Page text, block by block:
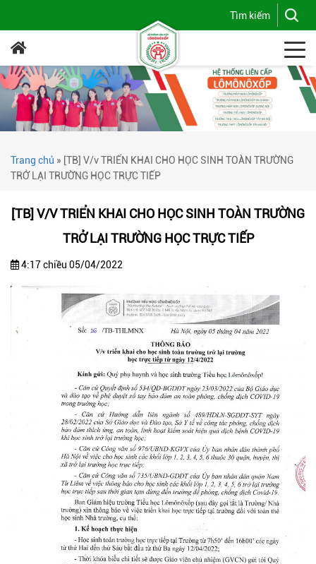
Trang chủ » [TB] V/v TRIỂN KHAI CHO HỌC SINH TOÀN TRƯỜNG
TRỞ LẠI TRƯỜNG HỌC TRỰC TIẾP
[TB] V/V TRIỂN KHAI CHO HỌC SINH TOÀN TRƯỜNG
TRỞ LẠI TRƯỜNG HỌC TRỰC TIẾP
4:17 chiều 05/04/2022